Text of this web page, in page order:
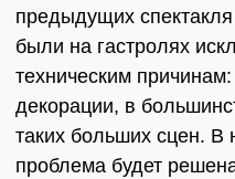
предыдущих
были на гастролях
техническим
декорации, в
таких больших сцен. В
проблема будет